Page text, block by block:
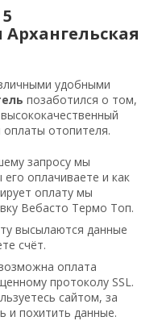
Архангельская
удобными
позаботился о том,
отопителя.
запросу мы
оплачиваете и как
оплату мы
Вебасто Термо Топ.
высылаются данные
счёт.
оплата
протоколу SSL.
сайтом, за
и похитить данные.